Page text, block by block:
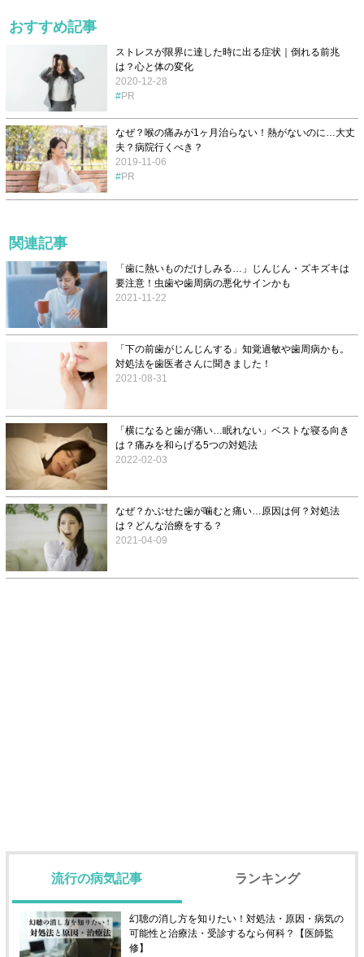
おすすめ記事
ストレスが限界に達した時に出る症状｜倒れる前兆
は？心と体の変化
2020-12-28
PR
なぜ？喉の痛みが1ヶ月治らない！熱がないのに…大丈
夫？病院行くべき？
2019-11-06
PR
関連記事
「歯に熱いものだけしみる…」じんじん・ズキズキは
要注意！虫歯や歯周病の悪化サインかも
2021-11-22
「下の前歯がじんじんする」知覚過敏や歯周病かも。
対処法を歯医者さんに聞きました！
2021-08-31
「横になると歯が痛い…眠れない」ベストな寝る向き
は？痛みを和らげる5つの対処法
2022-02-03
なぜ？かぶせた歯が噛むと痛い…原因は何？対処法
は？どんな治療をする？
2021-04-09
流行の病気記事 ランキング
幻聴の消し方を知りたい！対処法・原因・病気の
可能性と治療法・受診するなら何科？【医師監
修】